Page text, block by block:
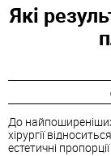
Які
До
хірургії
естетичні